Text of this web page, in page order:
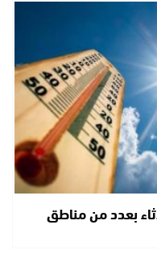
بعدد من مناطق